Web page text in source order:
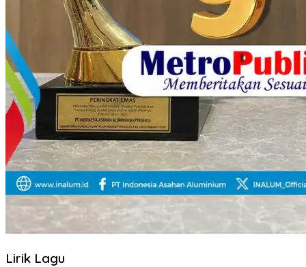
Lirik Lagu